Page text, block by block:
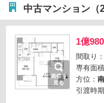
中古マンション（2
画像を
見る
1億
間取り：
専有面積
方位： 南
引渡時期